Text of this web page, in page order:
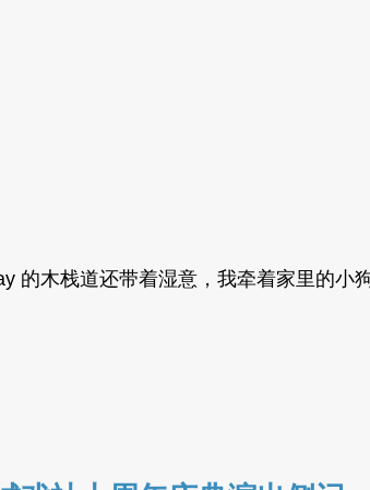
的木栈道还带着湿意，我牵着家里的